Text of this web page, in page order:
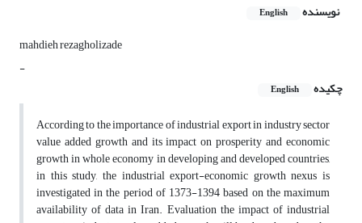
نویسنده English
mahdieh rezagholizade
-
چکیده
English
According to the importance of industrial export in industry sector
value added growth and its impact on prosperity and economic
growth in whole economy in developing and developed countries,
in this study, the industrial export-economic growth nexus is
investigated in the period of 1373-1394 based on the maximum
availability of data in Iran. Evaluation the impact of industrial